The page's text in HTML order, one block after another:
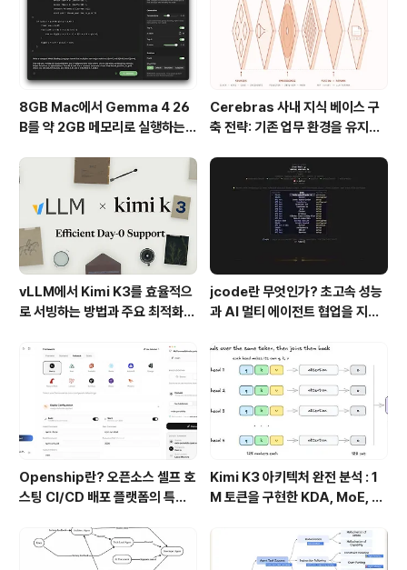
0원우유 크림 도넛 브래드 : 3,900원크림 브륄레 : 4,70
8GB Mac에서 Gemma 4 26
B를 약 2GB 메모리로 실행하는 T
Cerebras 사내 지식 베이스 구
축 전략: 기존 업무 환경을 유지하
vLLM에서 Kimi K3를 효율적으
로 서빙하는 방법과 주요 최적화
jcode란 무엇인가? 초고속 성능
과 AI 멀티 에이전트 협업을 지원
Openship란? 오픈소스 셀프 호
스팅 CI/CD 배포 플랫폼의 특징
Kimi K3 아키텍처 완전 분석 : 1
M 토큰을 구현한 KDA, MoE, Fl
핵심 기술